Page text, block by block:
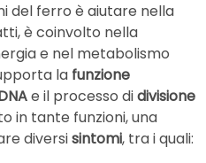
del ferro è aiutare nella
è coinvolto nella
e nel metabolismo
la funzione
e il processo didivisione
in tante funzioni, una
diversisintomi, tra i quali: